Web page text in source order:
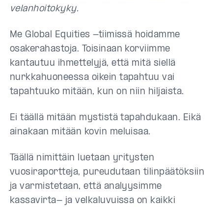
velanhoitokyky.
Me Global Equities -tiimissä hoidamme
osakerahastoja. Toisinaan korviimme
kantautuu ihmettelyjä, että mitä siellä
nurkkahuoneessa oikein tapahtuu vai
tapahtuuko mitään, kun on niin hiljaista.
Ei täällä mitään mystistä tapahdukaan. Eikä
ainakaan mitään kovin meluisaa.
Täällä nimittäin luetaan yritysten
vuosiraportteja, pureudutaan tilinpäätöksiin
ja varmistetaan, että analyysimme
kassavirta- ja velkaluvuissa on kaikki